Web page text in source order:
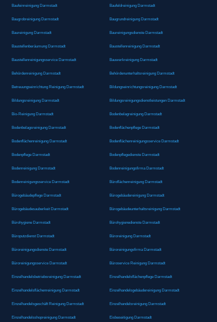
Baufeinreinigung Darmstadt Baufeldreinigung Darmstadt
Baugrobreinigung Darmstadt Baugrundreinigung Darmstadt
Baureinigung Darmstadt Baureinigungsdienste Darmstadt
Baustellenberäumung Darmstadt Baustellenreinigung Darmstadt
Baustellenreinigungsservice Darmstadt Bauwerkreinigung Darmstadt
Behördenreinigung Darmstadt Behördenunterhaltsreinigung Darmstadt
Betreuungseinrichtung Reinigung Darmstadt Bildungseinrichtungsreinigung Darmstadt
Bildungsreinigung Darmstadt Bildungsreinigungsdienstleistungen Darmstadt
Bio-Reinigung Darmstadt Bodenbelagreinigung Darmstadt
Bodenbelagsreinigung Darmstadt Bodenflächenpflege Darmstadt
Bodenflächenreinigung Darmstadt Bodenflächenreinigungsservice Darmstadt
Bodenpflege Darmstadt Bodenpflegedienste Darmstadt
Bodenreinigung Darmstadt Bodenreinigungsfirma Darmstadt
Bodenreinigungsservice Darmstadt Büroflächenreinigung Darmstadt
Bürogebäudepflege Darmstadt Bürogebäudereinigung Darmstadt
Bürogebäudesauberkeit Darmstadt Bürogebäudeunterhaltsreinigung Darmstadt
Bürohygiene Darmstadt Bürohygienedienste Darmstadt
Büroputzdienst Darmstadt Büroreinigung Darmstadt
Büroreinigungsdienste Darmstadt Büroreinigungsfirma Darmstadt
Büroreinigungsservice Darmstadt Büroservice Reinigung Darmstadt
Einzelhandelsbetriebsreinigung Darmstadt Einzelhandelsflächenpflege Darmstadt
Einzelhandelsflächenreinigung Darmstadt Einzelhandelsgebäudereinigung Darmstadt
Einzelhandelsgeschäft Reinigung Darmstadt Einzelhandelsreinigung Darmstadt
Einzelhandelsshopreinigung Darmstadt Eisbeseitigung Darmstadt